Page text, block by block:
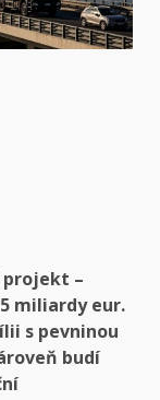
projekt –
miliardy eur.
s pevninou
budí